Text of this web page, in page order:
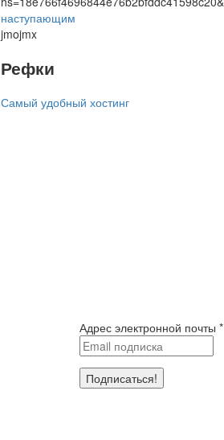
наступающим
jmojmx
Рефки
Самый удобный хостинг
Адрес электронной почты *